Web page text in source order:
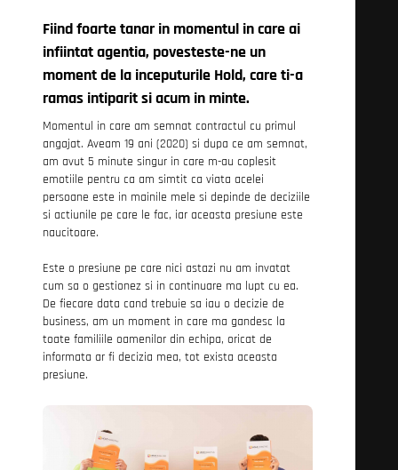
Fiind foarte tanar in momentul in care ai
infiintat agentia, povesteste-ne un
moment de la inceputurile Hold, care ti-a
ramas intiparit si acum in minte.
Momentul in care am semnat contractul cu primul
angajat. Aveam 19 ani (2020) si dupa ce am semnat,
am avut 5 minute singur in care m-au coplesit
emotiile pentru ca am simtit ca viata acelei
persoane este in mainile mele si depinde de deciziile
si actiunile pe care le fac, iar aceasta presiune este
naucitoare.
Este o presiune pe care nici astazi nu am invatat
cum sa o gestionez si in continuare ma lupt cu ea.
De fiecare data cand trebuie sa iau o decizie de
business, am un moment in care ma gandesc la
toate familiile oamenilor din echipa, oricat de
informata ar fi decizia mea, tot exista aceasta
presiune.